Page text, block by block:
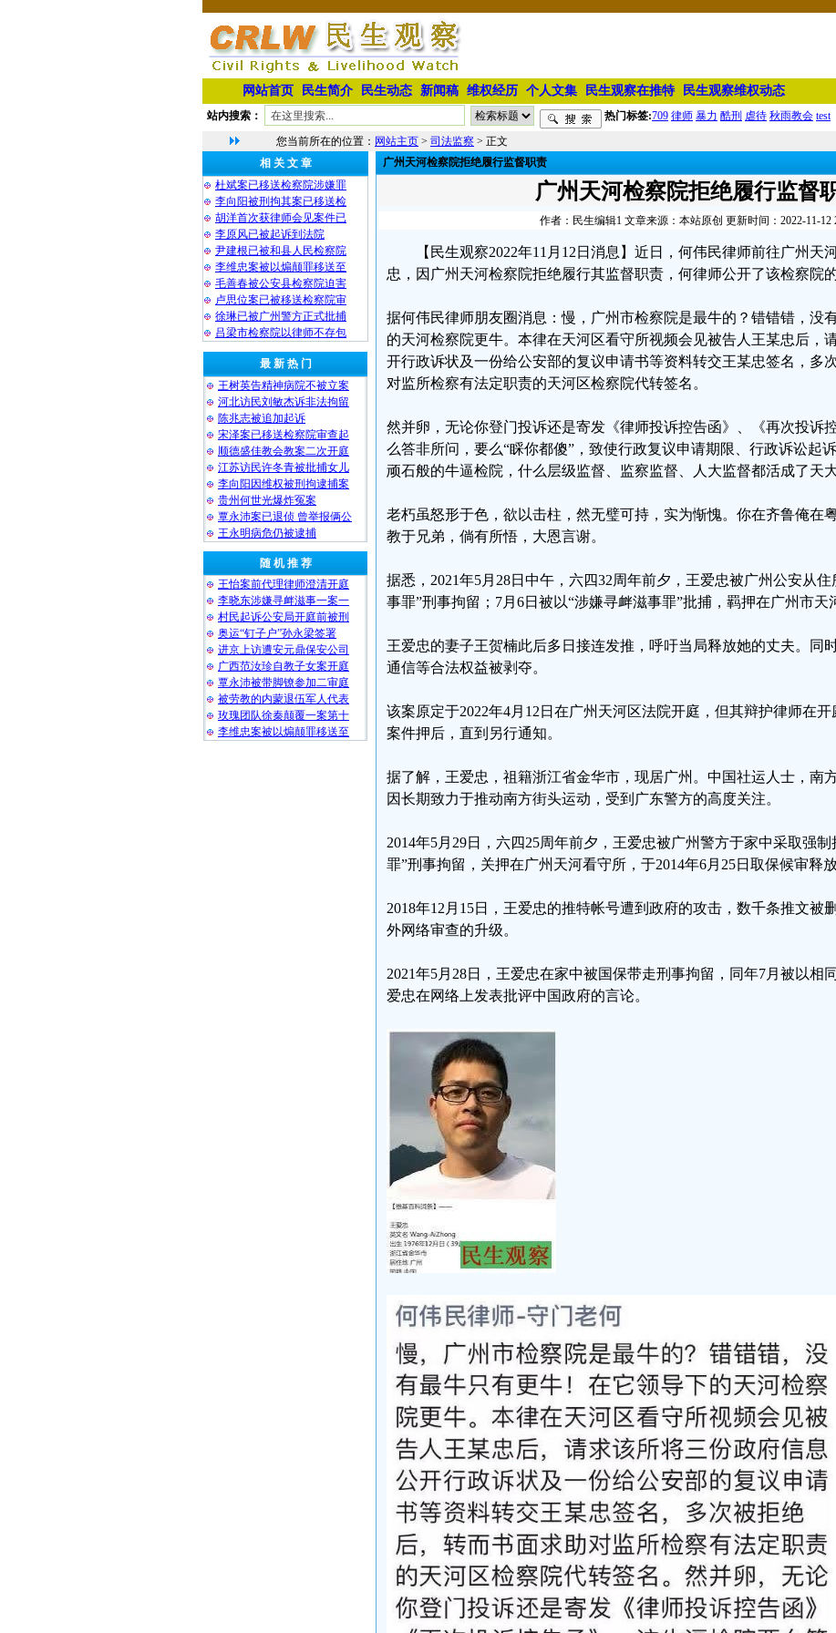
网站首页 民生简介 民生动态 新闻稿 维权经历 个人文集 民生观察在推特 民生观察维权动态
站内搜索： 热门标签:709 律师 暴力 酷刑 虐待 秋雨教会 test
您当前所在的位置： 网站主页 > 司法监察 > 正文
相 关 文 章
杜斌案已移送检察院涉嫌罪
李向阳被刑拘其案已移送检
胡洋首次获律师会见案件已
李原风已被起诉到法院
尹建根已被和县人民检察院
李维忠案被以煽颠罪移送至
毛善春被公安县检察院迫害
卢思位案已被移送检察院审
徐琳已被广州警方正式批捕
吕梁市检察院以律师不存包
最 新 热 门
王树英告精神病院不被立案
河北访民刘敏杰诉非法拘留
陈兆志被追加起诉
宋泽案已移送检察院审查起
顺德盛佳教会教案二次开庭
江苏访民许冬青被批捕女儿
李向阳因维权被刑拘逮捕案
贵州何世光爆炸冤案
覃永沛案已退侦 曾举报俩公
王永明病危仍被逮捕
随 机 推 荐
王怡案前代理律师澄清开庭
李晓东涉嫌寻衅滋事一案一
村民起诉公安局开庭前被刑
奥运“钉子户”孙永梁签署
进京上访遭安元鼎保安公司
广西范汝珍自教子女案开庭
覃永沛被带脚镣参加二审庭
被劳教的内蒙退伍军人代表
玫瑰团队徐秦颠覆一案第十
李维忠案被以煽颠罪移送至
广州天河检察院拒绝履行监督职责
广州天河检察院拒绝履行监督
作者：民生编辑1 文章来源：本站原创 更新时间：2022-11-12
【民生观察2022年11月12日消息】近日，何伟民律师前往广州天
忠，因广州天河检察院拒绝履行其监督职责，何律师公开了该检察院
据何伟民律师朋友圈消息：慢，广州市检察院是最牛的？错错错，没
的天河检察院更牛。本律在天河区看守所视频会见被告人王某忠后，
开行政诉状及一份给公安部的复议申请书等资料转交王某忠签名，多
对监所检察有法定职责的天河区检察院代转签名。
然并卵，无论你登门投诉还是寄发《律师投诉控告函》、《再次投诉
么答非所问，要么“睬你都傻”，致使行政复议申请期限、行政诉讼起
顽石般的牛逼检院，什么层级监督、监察监督、人大监督都活成了天大
老朽虽怒形于色，欲以击柱，然无璧可持，实为惭愧。你在齐鲁俺在
教于兄弟，倘有所悟，大恩言谢。
据悉，2021年5月28日中午，六四32周年前夕，王爱忠被广州公安从
事罪”刑事拘留；7月6日被以“涉嫌寻衅滋事罪”批捕，羁押在广州市天
王爱忠的妻子王贺楠此后多日接连发推，呼吁当局释放她的丈夫。同
通信等合法权益被剥夺。
该案原定于2022年4月12日在广州天河区法院开庭，但其辩护律师在开
案件押后，直到另行通知。
据了解，王爱忠，祖籍浙江省金华市，现居广州。中国社运人士，南
因长期致力于推动南方街头运动，受到广东警方的高度关注。
2014年5月29日，六四25周年前夕，王爱忠被广州警方于家中采取强
罪”刑事拘留，关押在广州天河看守所，于2014年6月25日取保候审释放
2018年12月15日，王爱忠的推特帐号遭到政府的攻击，数千条推文被
外网络审查的升级。
2021年5月28日，王爱忠在家中被国保带走刑事拘留，同年7月被以相
爱忠在网络上发表批评中国政府的言论。